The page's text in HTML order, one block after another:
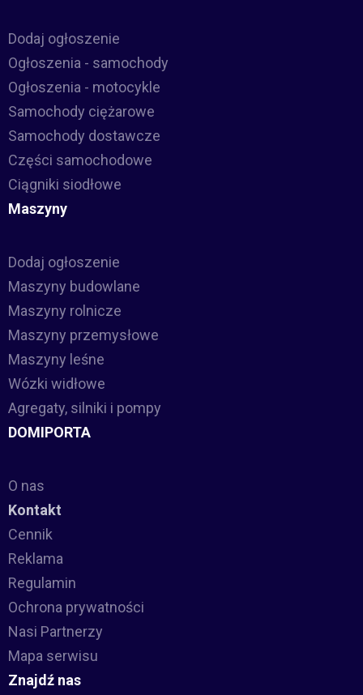
Dodaj ogłoszenie
Ogłoszenia - samochody
Ogłoszenia - motocykle
Samochody ciężarowe
Samochody dostawcze
Części samochodowe
Ciągniki siodłowe
Maszyny
Dodaj ogłoszenie
Maszyny budowlane
Maszyny rolnicze
Maszyny przemysłowe
Maszyny leśne
Wózki widłowe
Agregaty, silniki i pompy
DOMIPORTA
O nas
Kontakt
Cennik
Reklama
Regulamin
Ochrona prywatności
Nasi Partnerzy
Mapa serwisu
Znajdź nas